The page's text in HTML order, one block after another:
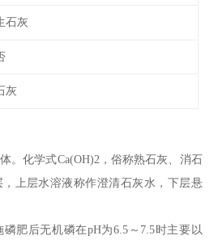
石灰
灰
。化学式Ca(OH)2，俗称熟石灰、消石
上层水溶液称作澄清石灰水，下层悬
肥后无机磷在pH为6.5～7.5时主要以